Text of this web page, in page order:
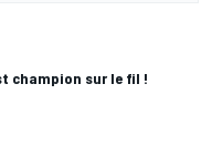
champion sur le fil !